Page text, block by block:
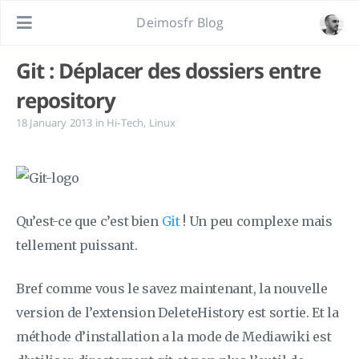
Deimosfr Blog
Git : Déplacer des dossiers entre
repository
18 January 2013 in Hi-Tech, Linux
Qu’est-ce que c’est bien Git! Un peu complexe mais
tellement puissant.
Bref comme vous le savez maintenant, la nouvelle
version de l’extension DeleteHistory est sortie. Et la
méthode d’installation a la mode de Mediawiki est